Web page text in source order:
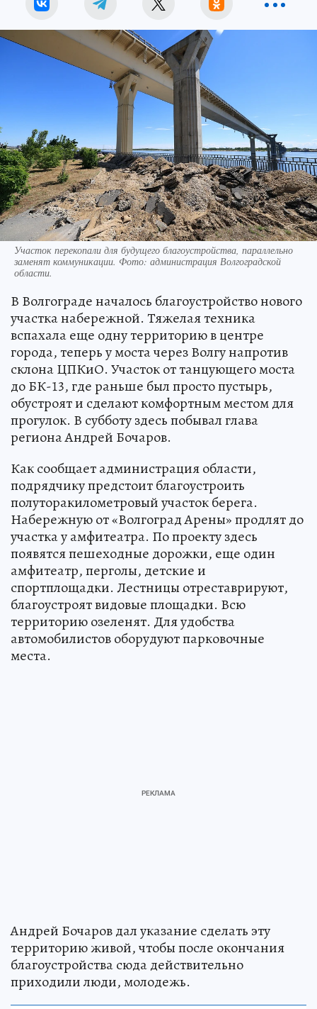
Участок перекопали для будущего благоустройства, параллельно
заменят коммуникации. Фото: администрация Волгоградской
области.
В Волгограде началось благоустройство нового
участка набережной. Тяжелая техника
вспахала еще одну территорию в центре
города, теперь у моста через Волгу напротив
склона ЦПКиО. Участок от танцующего моста
до БК-13, где раньше был просто пустырь,
обустроят и сделают комфортным местом для
прогулок. В субботу здесь побывал глава
региона Андрей Бочаров.
Как сообщает администрация области,
подрядчику предстоит благоустроить
полуторакилометровый участок берега.
Набережную от «Волгоград Арены» продлят до
участка у амфитеатра. По проекту здесь
появятся пешеходные дорожки, еще один
амфитеатр, перголы, детские и
спортплощадки. Лестницы отреставрируют,
благоустроят видовые площадки. Всю
территорию озеленят. Для удобства
автомобилистов оборудуют парковочные
места.
Андрей Бочаров дал указание сделать эту
территорию живой, чтобы после окончания
благоустройства сюда действительно
приходили люди, молодежь.